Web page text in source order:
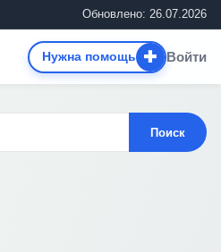
Обновлено: 26.07.2026
Нужна помощь ✚ Войти
Поиск